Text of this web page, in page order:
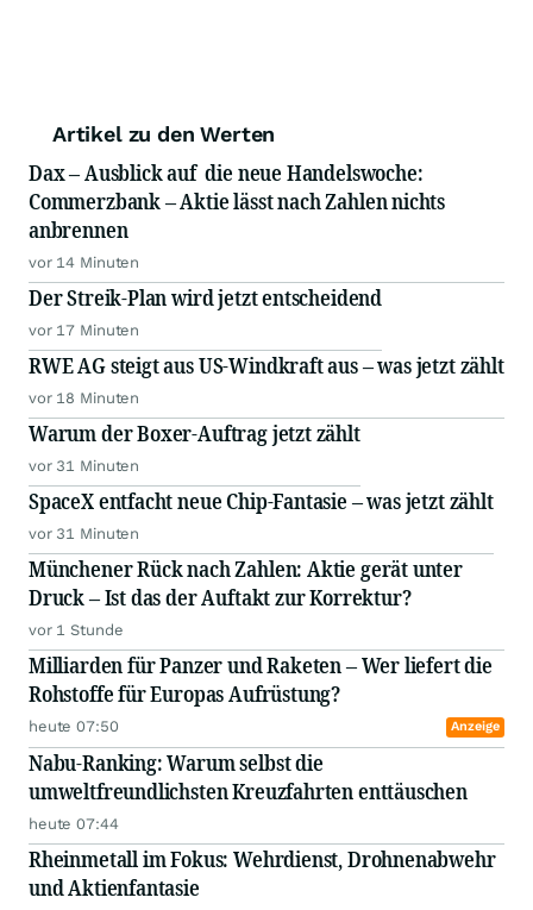
Artikel zu den Werten
Dax – Ausblick auf die neue Handelswoche:
Commerzbank – Aktie lässt nach Zahlen nichts
anbrennen
vor 14 Minuten
Der Streik-Plan wird jetzt entscheidend
vor 17 Minuten
RWE AG steigt aus US-Windkraft aus – was jetzt zählt
vor 18 Minuten
Warum der Boxer-Auftrag jetzt zählt
vor 31 Minuten
SpaceX entfacht neue Chip-Fantasie – was jetzt zählt
vor 31 Minuten
Münchener Rück nach Zahlen: Aktie gerät unter
Druck – Ist das der Auftakt zur Korrektur?
vor 1 Stunde
Milliarden für Panzer und Raketen – Wer liefert die
Rohstoffe für Europas Aufrüstung?
heute 07:50 Anzeige
Nabu-Ranking: Warum selbst die
umweltfreundlichsten Kreuzfahrten enttäuschen
heute 07:44
Rheinmetall im Fokus: Wehrdienst, Drohnenabwehr
und Aktienfantasie